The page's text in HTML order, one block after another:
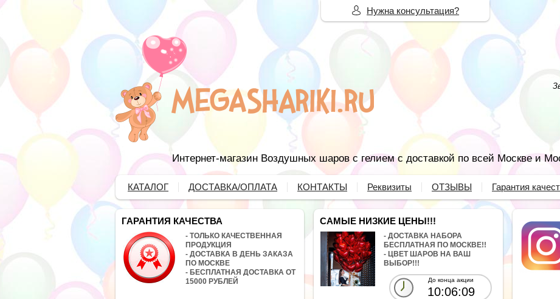
Интернет-магазин Воздушных шаров с гелием с доставкой по всей Москве и
КАТАЛОГ ДОСТАВКА/ОПЛАТА КОНТАКТЫ Реквизиты ОТЗЫВЫ Гарантия
ГАРАНТИЯ КАЧЕСТВА
- ТОЛЬКО КАЧЕСТВЕННАЯ
ПРОДУКЦИЯ
- ДОСТАВКА В ДЕНЬ ЗАКАЗА
ПО МОСКВЕ
- БЕСПЛАТНАЯ ДОСТАВКА ОТ
15000 РУБЛЕЙ
САМЫЕ НИЗКИЕ ЦЕНЫ!!!
- ДОСТАВКА НАБОРА
БЕСПЛАТНАЯ ПО МОСКВЕ!!
- ЦВЕТ ШАРОВ НА ВАШ
ВЫБОР!!!
До конца акции
10:06:08
Нужна консультация?